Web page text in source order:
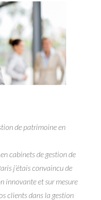
de patrimoine en
cabinets de gestion de
j’étais convaincu de
innovante et sur mesure
clients dans la gestion